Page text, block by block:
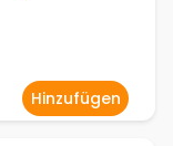
Hinzufügen